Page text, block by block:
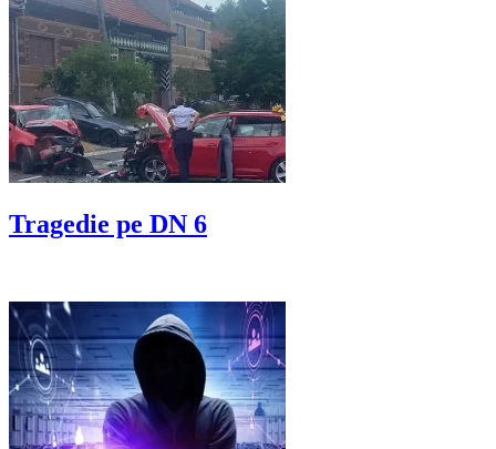
Tragedie pe DN 6